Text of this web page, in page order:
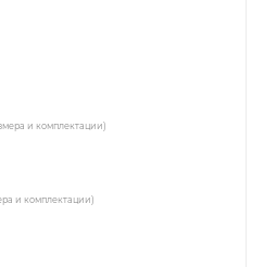
и комплектации)
и комплектации)